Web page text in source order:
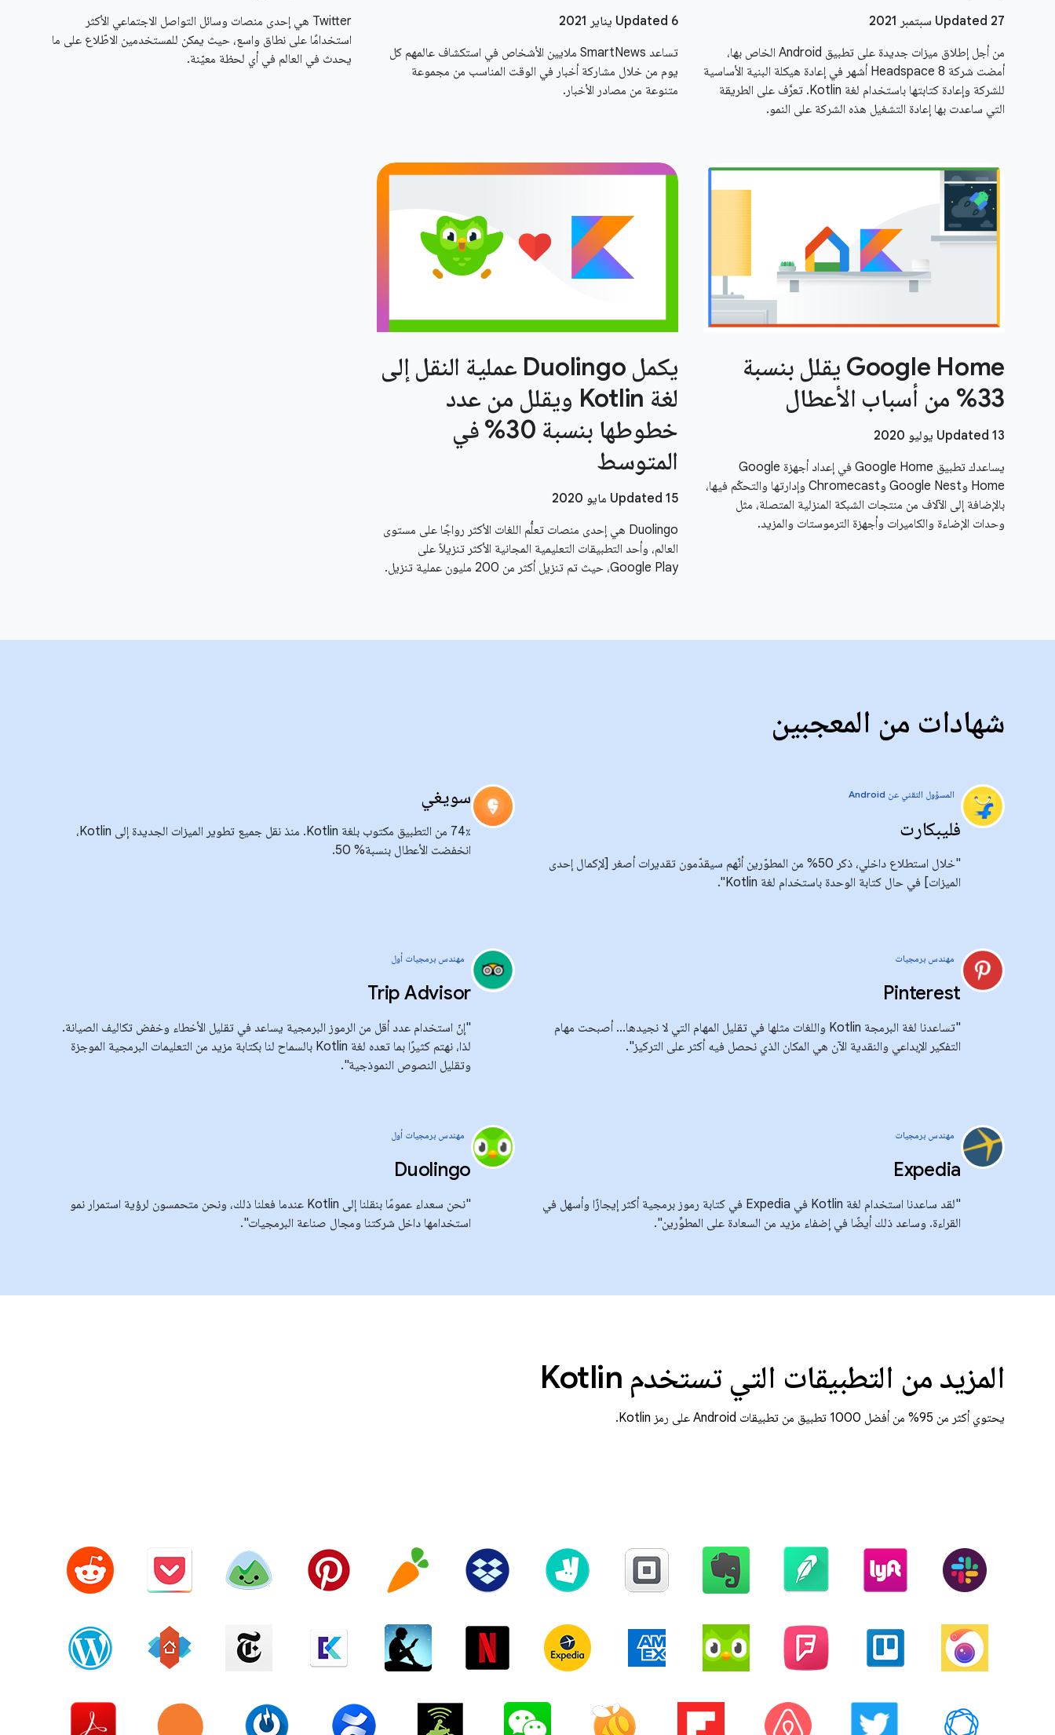
Updated 27 سبتمبر 2021
من أجل إطلاق ميزات جديدة على تطبيق Android الخاص بها،
أمضت شركة Headspace 8 أشهر في إعادة هيكلة البنية الأساسية
للشركة وإعادة كتابتها باستخدام لغة Kotlin. تعرَّف على الطريقة
التي ساعدت بها إعادة التشغيل هذه الشركة على النمو.
Updated 6 يناير 2021
تساعد SmartNews ملايين الأشخاص في استكشاف عالمهم كل
يوم من خلال مشاركة أخبار في الوقت المناسب من مجموعة
متنوعة من مصادر الأخبار.
Twitter هي إحدى منصات وسائل التواصل الاجتماعي الأكثر
استخدامًا على نطاق واسع، حيث يمكن للمستخدمين الاطّلاع على ما
يحدث في العالم في أي لحظة معيّنة.
Google Home يقلل بنسبة
33% من أسباب الأعطال
Updated 13 يوليو 2020
يساعدك تطبيق Google Home في إعداد أجهزة Google
Home وGoogle Nest وChromecast وإدارتها والتحكّم فيها،
بالإضافة إلى الآلاف من منتجات الشبكة المنزلية المتصلة، مثل
وحدات الإضاءة والكاميرات وأجهزة الترموستات والمزيد.
يكمل Duolingo عملية النقل إلى
لغة Kotlin ويقلل من عدد
خطوطها بنسبة 30% في
المتوسط
Updated 15 مايو 2020
Duolingo هي إحدى منصات تعلُّم اللغات الأكثر رواجًا على مستوى
العالم، وأحد التطبيقات التعليمية المجانية الأكثر تنزيلاً على
Google Play، حيث تم تنزيل أكثر من 200 مليون عملية تنزيل.
شهادات من المعجبين
المسؤول التقني عن Android
فليبكارت
"خلال استطلاع داخلي، ذكر 50% من المطوّرين أنّهم سيقدّمون تقديرات أصغر [لإكمال إحدى
الميزات] في حال كتابة الوحدة باستخدام لغة Kotlin".
سويغي
74٪ من التطبيق مكتوب بلغة Kotlin. منذ نقل جميع تطوير الميزات الجديدة إلى Kotlin،
انخفضت الأعطال بنسبة% 50.
مهندس برمجيات
Pinterest
"تساعدنا لغة البرمجة Kotlin واللغات مثلها في تقليل المهام التي لا نجيدها... أصبحت مهام
التفكير الإبداعي والنقدية الآن هي المكان الذي نحصل فيه أكثر على التركيز".
مهندس برمجيات أول
Trip Advisor
"إنّ استخدام عدد أقل من الرموز البرمجية يساعد في تقليل الأخطاء وخفض تكاليف الصيانة.
لذا، نهتم كثيرًا بما تعده لغة Kotlin بالسماح لنا بكتابة مزيد من التعليمات البرمجية الموجزة
وتقليل النصوص النموذجية".
مهندس برمجيات
Expedia
"لقد ساعدنا استخدام لغة Kotlin في Expedia في كتابة رموز برمجية أكثر إيجازًا وأسهل في
القراءة. وساعد ذلك أيضًا في إضفاء مزيد من السعادة على المطوِّرين".
مهندس برمجيات أول
Duolingo
"نحن سعداء عمومًا بنقلنا إلى Kotlin عندما فعلنا ذلك، ونحن متحمسون لرؤية استمرار نمو
استخدامها داخل شركتنا ومجال صناعة البرمجيات".
المزيد من التطبيقات التي تستخدم Kotlin
يحتوي أكثر من 95% من أفضل 1000 تطبيق من تطبيقات Android على رمز Kotlin.